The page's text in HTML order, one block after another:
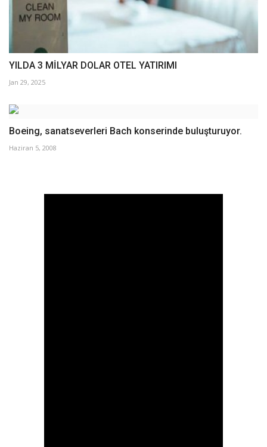
YILDA 3 MİLYAR DOLAR OTEL YATIRIMI
Jan 29, 2025
Boeing, sanatseverleri Bach konserinde buluşturuyor.
Haziran 5, 2008